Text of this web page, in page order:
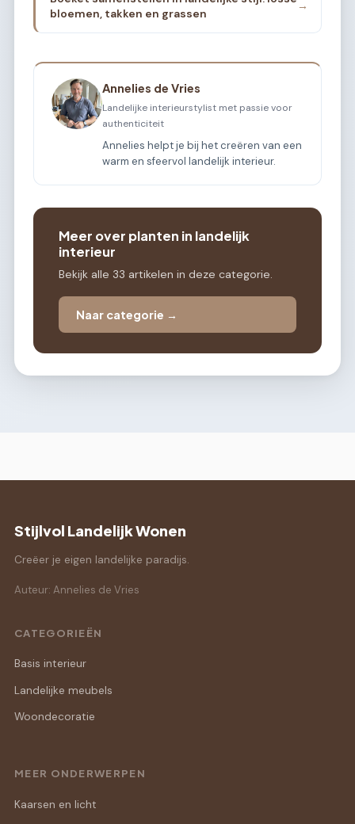
bloemen, takken en grassen
→
Annelies de Vries
Landelijke interieurstylist met passie voor
authenticiteit
Annelies helpt je bij het creëren van een
warm en sfeervol landelijk interieur.
Meer over planten in landelijk
interieur
Bekijk alle 33 artikelen in deze categorie.
Naar categorie →
Stijlvol Landelijk Wonen
Creëer je eigen landelijke paradijs.
Auteur: Annelies de Vries
CATEGORIEËN
Basis interieur
Landelijke meubels
Woondecoratie
MEER ONDERWERPEN
Kaarsen en licht